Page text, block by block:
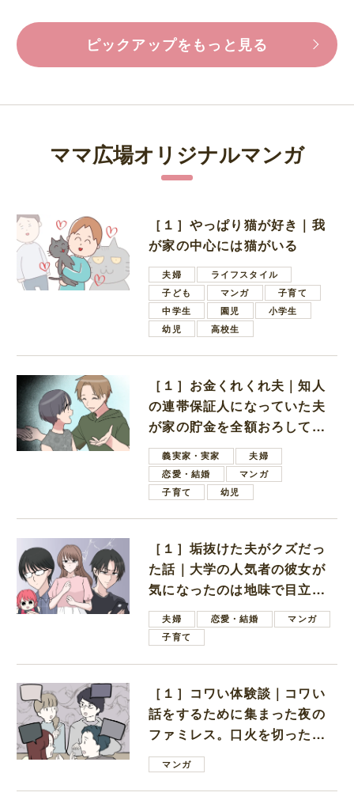
ピックアップをもっと見る
ママ広場オリジナルマンガ
［１］やっぱり猫が好き｜我
が家の中心には猫がいる
夫婦
ライフスタイル
子ども
マンガ
子育て
中学生
園児
小学生
幼児
高校生
［１］お金くれくれ夫｜知人
の連帯保証人になっていた夫
が家の貯金を全額おろしてほ
しいと言ってきた
義実家・実家
夫婦
恋愛・結婚
マンガ
子育て
幼児
［１］垢抜けた夫がクズだっ
た話｜大学の人気者の彼女が
気になったのは地味で目立た
ない男子学生
夫婦 恋愛・結婚
マンガ
子育て
［１］コワい体験談｜コワい
話をするために集まった夜の
ファミレス。口火を切ったの
は電車好きの男の子ママ
マンガ